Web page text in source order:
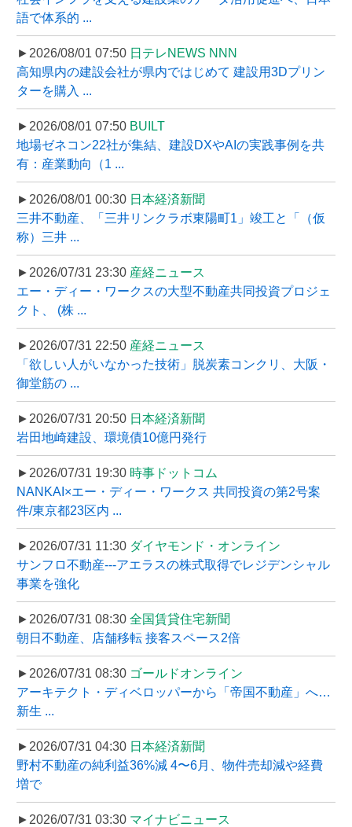
語で体系的 ...
►2026/08/01 07:50 日テレNEWS NNN
高知県内の建設会社が県内ではじめて 建設用3Dプリン
ターを購入 ...
►2026/08/01 07:50 BUILT
地場ゼネコン22社が集結、建設DXやAIの実践事例を共
有：産業動向（1 ...
►2026/08/01 00:30 日本経済新聞
三井不動産、「三井リンクラボ東陽町1」竣工と「（仮
称）三井 ...
►2026/07/31 23:30 産経ニュース
エー・ディー・ワークスの大型不動産共同投資プロジェ
クト、 (株 ...
►2026/07/31 22:50 産経ニュース
「欲しい人がいなかった技術」脱炭素コンクリ、大阪・
御堂筋の ...
►2026/07/31 20:50 日本経済新聞
岩田地崎建設、環境債10億円発行
►2026/07/31 19:30 時事ドットコム
NANKAI×エー・ディー・ワークス 共同投資の第2号案
件/東京都23区内 ...
►2026/07/31 11:30 ダイヤモンド・オンライン
サンフロ不動産---アエラスの株式取得でレジデンシャル
事業を強化
►2026/07/31 08:30 全国賃貸住宅新聞
朝日不動産、店舗移転 接客スペース2倍
►2026/07/31 08:30 ゴールドオンライン
アーキテクト・ディベロッパーから「帝国不動産」へ…
新生 ...
►2026/07/31 04:30 日本経済新聞
野村不動産の純利益36%減 4〜6月、物件売却減や経費
増で
►2026/07/31 03:30 マイナビニュース